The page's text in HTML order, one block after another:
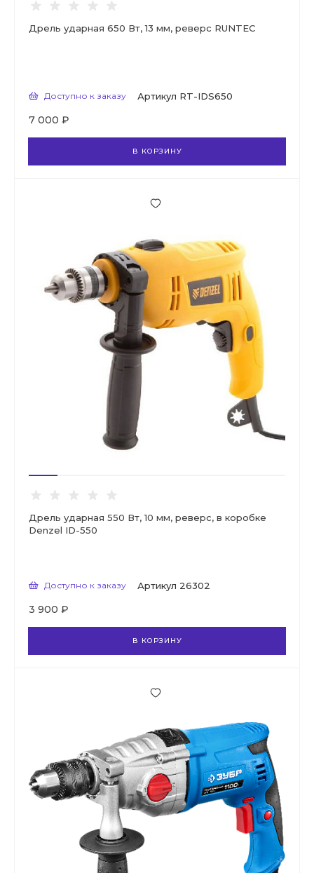
Дрель ударная 650 Вт, 13 мм, реверс RUNTEC
Доступно к заказу Артикул RT-IDS650
7 000 ₽
В КОРЗИНУ
Дрель ударная 550 Вт, 10 мм, реверс, в коробке
Denzel ID-550
Доступно к заказу Артикул 26302
3 900 ₽
В КОРЗИНУ